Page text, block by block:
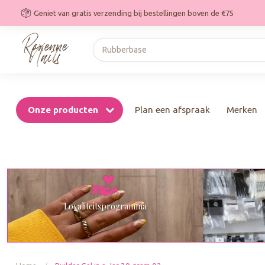
Geniet van gratis verzending bij bestellingen boven de €75
Onze producten Plan een afspraak Merken
Loyaliteitsprogramma